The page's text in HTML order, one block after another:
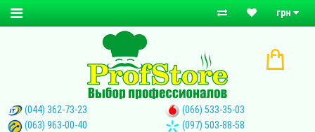
грн
(044) 362-73-23
(066) 533-35-03
(063) 963-00-40
(097) 503-88-58